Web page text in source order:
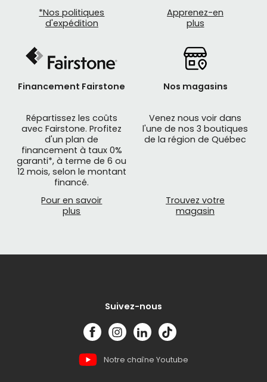
*Nos politiques
d'expédition
Apprenez-en
plus
Financement Fairstone
Répartissez les coûts
avec Fairstone. Profitez
d'un plan de
financement à taux 0%
garanti*, à terme de 6 ou
12 mois, selon le montant
financé.
Pour en savoir
plus
Nos magasins
Venez nous voir dans
l'une de nos 3 boutiques
de la région de Québec
Trouvez votre
magasin
Suivez-nous
Notre chaîne Youtube